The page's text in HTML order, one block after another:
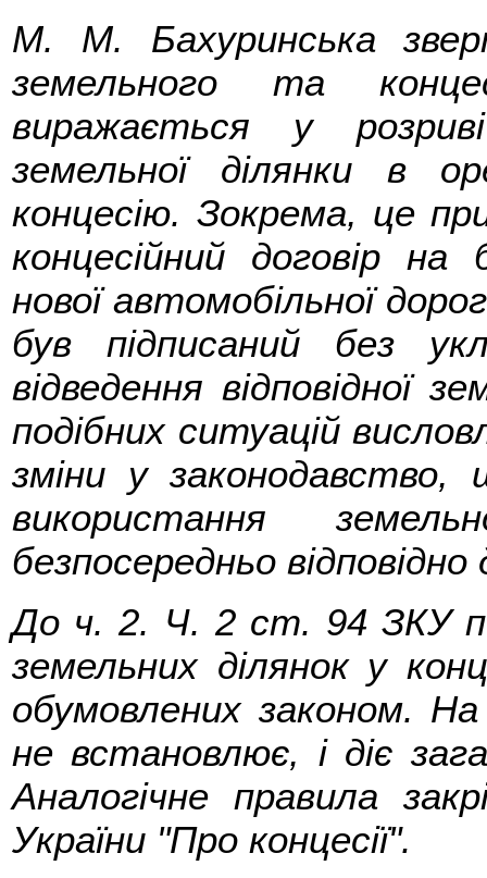
М. М. Бахуринська
земельного та
виражається у
земельної ділянки в
концесію. Зокрема, це
концесійний договір
нової автомобільної
був підписаний без
відведення відповідної
подібних ситуацій
зміни у
використання
безпосередньо
До ч. 2. Ч. 2 ст. 94 ЗКУ
земельних ділянок у
обумовлених законом. На
не встановлює, і діє
Аналогічне правила
України "Про концесії".